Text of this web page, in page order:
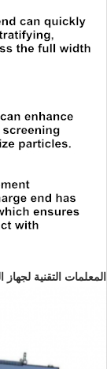
المعلمات التقنية